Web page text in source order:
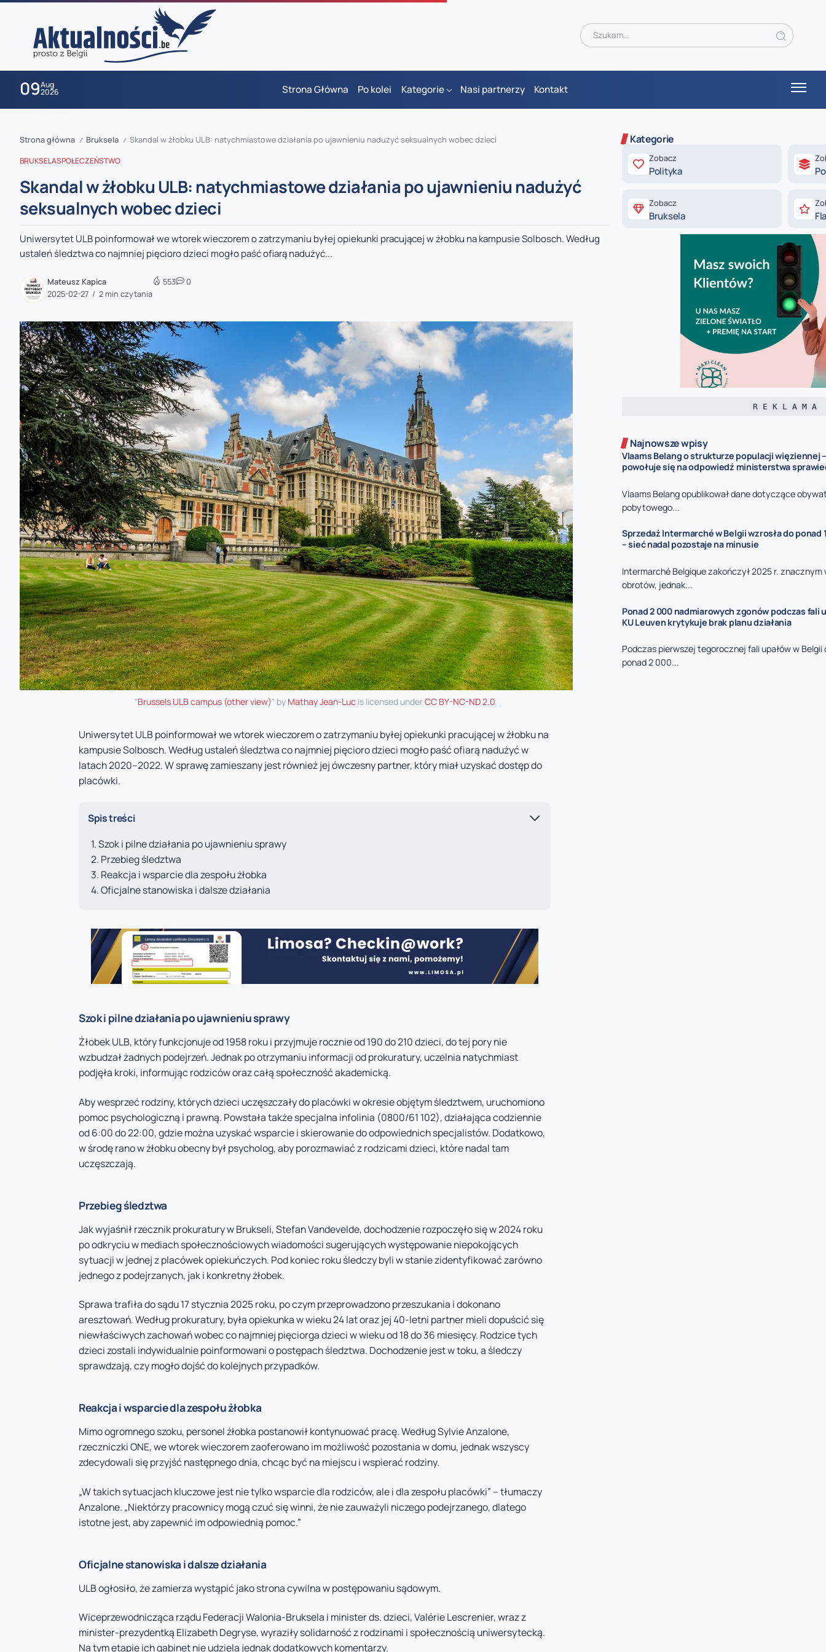
09Aug
2026 Strona Główna Po kolei Kategorie Nasi partnerzy Kontakt
zaobserwuj nas
zaobserwuj nas
zaobserwuj nas
zaobserwuj nas
zaobserwuj nas
Strona główna / Bruksela / Skandal w żłobku ULB: natychmiastowe działania po ujawnieniu nadużyć seksualnych wobec dzieci
BRUKSELASPOŁECZEŃSTWO
Skandal w żłobku ULB: natychmiastowe działania po ujawnieniu nadużyć
seksualnych wobec dzieci
Uniwersytet ULB poinformował we wtorek wieczorem o zatrzymaniu byłej opiekunki pracującej w żłobku na kampusie Solbosch. Według
ustaleń śledztwa co najmniej pięcioro dzieci mogło paść ofiarą nadużyć...
Mateusz Kapica
2025-02-27
2 min czytania
553 0
"Brussels ULB campus (other view)" by Mathay Jean-Luc is licensed underCC BY-NC-ND 2.0
Uniwersytet ULB poinformował we wtorek wieczorem o zatrzymaniu byłej opiekunki pracującej w żłobku na
kampusie Solbosch. Według ustaleń śledztwa co najmniej pięcioro dzieci mogło paść ofiarą nadużyć w
latach 2020–2022. W sprawę zamieszany jest również jej ówczesny partner, który miał uzyskać dostęp do
placówki.
Spis treści
Szok i pilne działania po ujawnieniu sprawy
Przebieg śledztwa
Reakcja i wsparcie dla zespołu żłobka
Oficjalne stanowiska i dalsze działania
Szok i pilne działania po ujawnieniu sprawy
Żłobek ULB, który funkcjonuje od 1958 roku i przyjmuje rocznie od 190 do 210 dzieci, do tej pory nie
wzbudzał żadnych podejrzeń. Jednak po otrzymaniu informacji od prokuratury, uczelnia natychmiast
podjęła kroki, informując rodziców oraz całą społeczność akademicką.
Aby wesprzeć rodziny, których dzieci uczęszczały do placówki w okresie objętym śledztwem, uruchomiono
pomoc psychologiczną i prawną. Powstała także specjalna infolinia (0800/61 102), działająca codziennie
od 6:00 do 22:00, gdzie można uzyskać wsparcie i skierowanie do odpowiednich specjalistów. Dodatkowo,
w środę rano w żłobku obecny był psycholog, aby porozmawiać z rodzicami dzieci, które nadal tam
uczęszczają.
Przebieg śledztwa
Jak wyjaśnił rzecznik prokuratury w Brukseli, Stefan Vandevelde, dochodzenie rozpoczęło się w 2024 roku
po odkryciu w mediach społecznościowych wiadomości sugerujących występowanie niepokojących
sytuacji w jednej z placówek opiekuńczych. Pod koniec roku śledczy byli w stanie zidentyfikować zarówno
jednego z podejrzanych, jak i konkretny żłobek.
Sprawa trafiła do sądu 17 stycznia 2025 roku, po czym przeprowadzono przeszukania i dokonano
aresztowań. Według prokuratury, była opiekunka w wieku 24 lat oraz jej 40-letni partner mieli dopuścić się
niewłaściwych zachowań wobec co najmniej pięciorga dzieci w wieku od 18 do 36 miesięcy. Rodzice tych
dzieci zostali indywidualnie poinformowani o postępach śledztwa. Dochodzenie jest w toku, a śledczy
sprawdzają, czy mogło dojść do kolejnych przypadków.
Reakcja i wsparcie dla zespołu żłobka
Mimo ogromnego szoku, personel żłobka postanowił kontynuować pracę. Według Sylvie Anzalone,
rzeczniczki ONE, we wtorek wieczorem zaoferowano im możliwość pozostania w domu, jednak wszyscy
zdecydowali się przyjść następnego dnia, chcąc być na miejscu i wspierać rodziny.
„W takich sytuacjach kluczowe jest nie tylko wsparcie dla rodziców, ale i dla zespołu placówki” – tłumaczy
Anzalone. „Niektórzy pracownicy mogą czuć się winni, że nie zauważyli niczego podejrzanego, dlatego
istotne jest, aby zapewnić im odpowiednią pomoc.”
Oficjalne stanowiska i dalsze działania
ULB ogłosiło, że zamierza wystąpić jako strona cywilna w postępowaniu sądowym.
Wiceprzewodnicząca rządu Federacji Walonia-Bruksela i minister ds. dzieci, Valérie Lescrenier, wraz z
minister-prezydentką Elizabeth Degryse, wyraziły solidarność z rodzinami i społecznością uniwersytecką.
Na tym etapie ich gabinet nie udziela jednak dodatkowych komentarzy.
Kategorie
Zobacz
Polityka
Zobacz
Bruksela
R E K L A M A
Najnowsze wpisy
Vlaams Belang o strukturze populacji więziennej
powołuje się na odpowiedź ministerstwa
Vlaams Belang opublikował dane dotyczące
pobytowego...
Sprzedaż Intermarché w Belgii wzrosła do ponad
– sieć nadal pozostaje na minusie
Intermarché Belgique zakończył 2025 r.
obrotów, jednak...
Ponad 2 000 nadmiarowych zgonów podczas fali
KU Leuven krytykuje brak planu działania
Podczas pierwszej tegorocznej fali upałów w
ponad 2 000...